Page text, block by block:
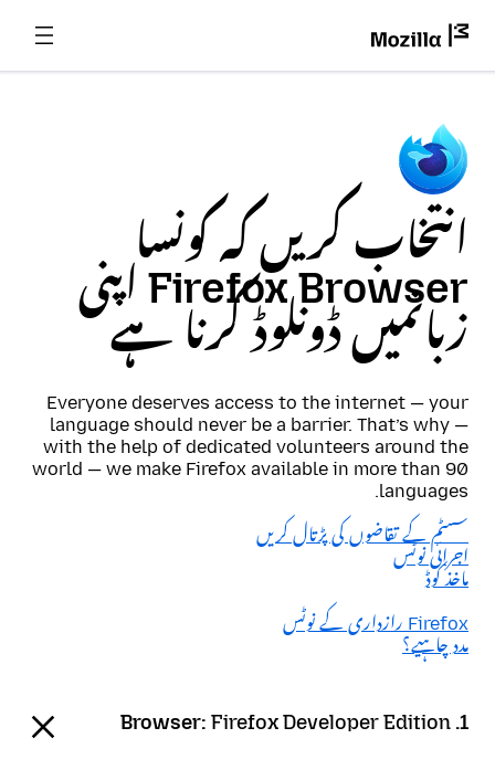
انتخاب کریں کہ کونسا
Firefox Browser اپنی
زبانمیں ڈونلوڈ کرنا ہے
Everyone deserves access to the internet — your
language should never be a barrier. That’s why —
with the help of dedicated volunteers around the
world — we make Firefox available in more than 90
languages.
سسٹم کے تقاضوں کی پڑتال کریں
اجرائی نوٹس
ماخذ کوڈ
Firefox رازداری کے نوٹس
مدد چاہیے؟
1. Browser:
Firefox Developer Edition